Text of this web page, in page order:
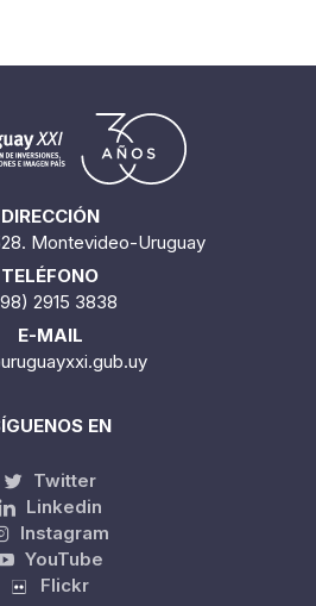
DIRECCIÓN
Montevideo-Uruguay
TELÉFONO
2915 3838
E-MAIL
EN
Twitter
Linkedin
Instagram
YouTube
Flickr